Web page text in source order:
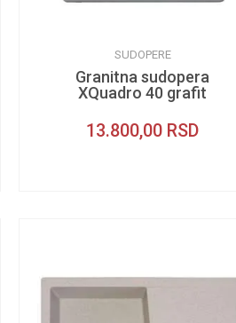
SUDOPERE
Granitna sudopera
XQuadro 40 grafit
13.800,00 RSD